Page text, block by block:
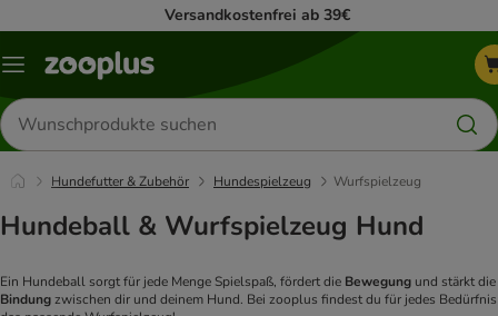
Versandkostenfrei ab 39€
Menü
Produkte
suchen
Hundefutter & Zubehör Hundespielzeug Wurfspielzeug
Hundeball & Wurfspielzeug Hund
Ein Hundeball sorgt für jede Menge Spielspaß, fördert die Bewegung und stärkt die
Bindungzwischen dir und deinem Hund. Bei zooplus findest du für jedes Bedürfnis